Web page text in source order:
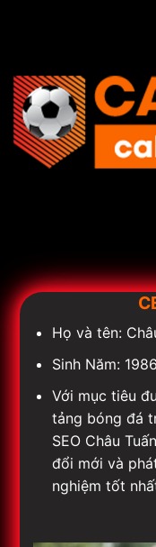
Họ và tên:
Sinh Năm: 1986
Với mục tiêu
tảng bóng đá
SEO Châu
đổi mới và
nghiệm tốt